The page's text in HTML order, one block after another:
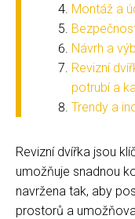
Montáž a
Návrh a
Revizní
potrubí a
Trendy a
Revizní dvířka jsou
umožňuje snadnou
navržena tak, aby
prostorů a